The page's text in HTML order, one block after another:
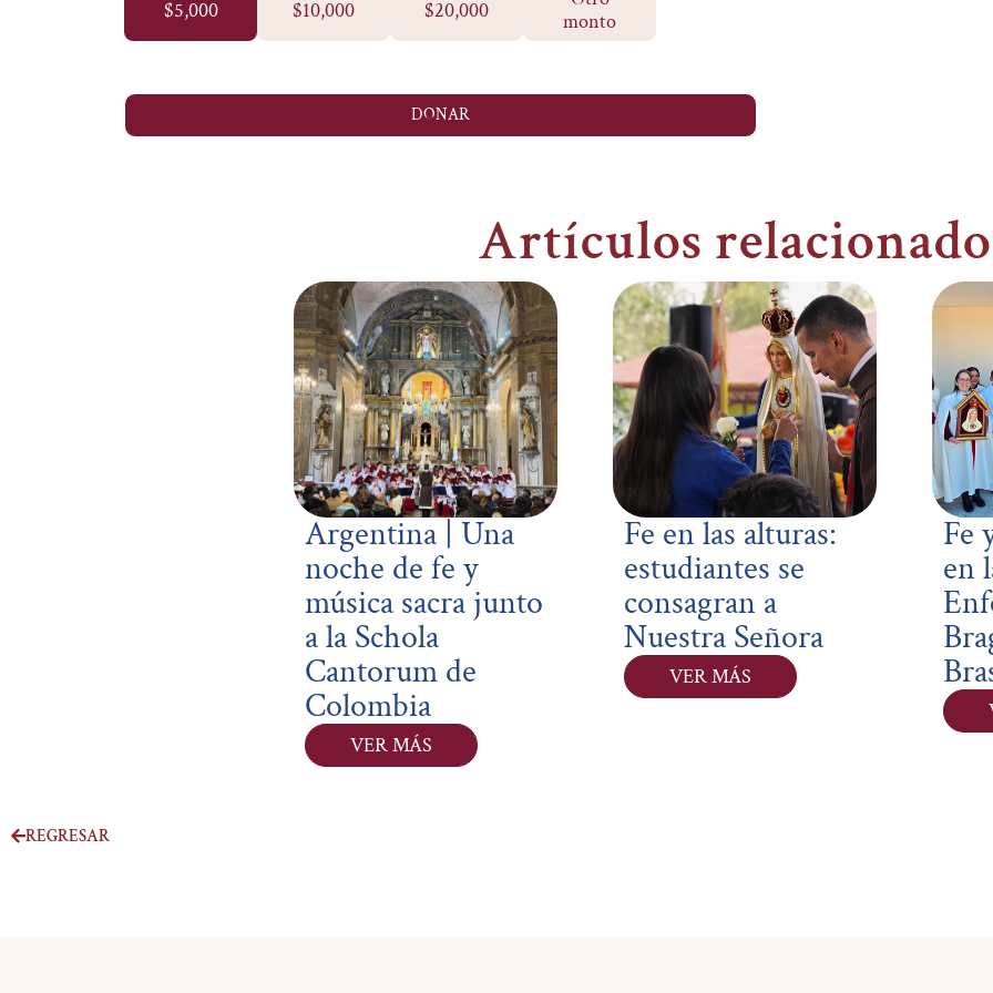
$5,000 $10,000 $20,000
monto
DONAR
Artículos
Argentina | Una
noche de fe y
música sacra junto
a la Schola
Cantorum de
Colombia
VER MÁS
Fe en las alturas:
estudiantes se
consagran a
Nuestra Señora
VER MÁS
Fe
en
REGRESAR